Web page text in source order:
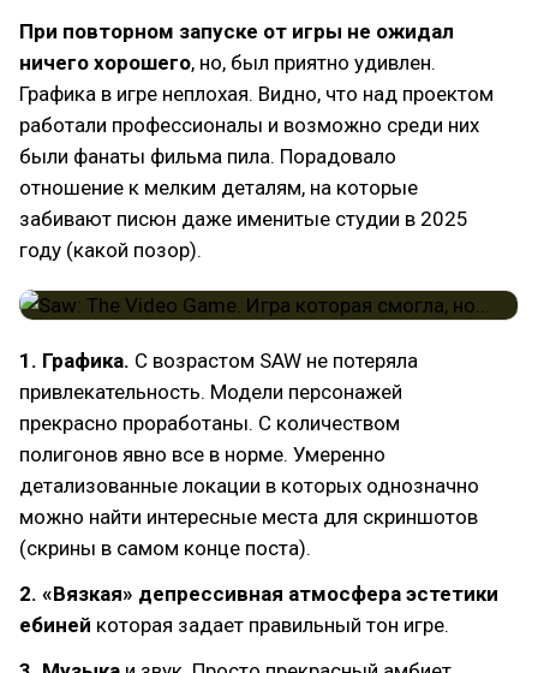
При повторном запуске от игры не ожидал
ничего хорошего, но, был приятно удивлен.
Графика в игре неплохая. Видно, что над проектом
работали профессионалы и возможно среди них
были фанаты фильма пила. Порадовало
отношение к мелким деталям, на которые
забивают писюн даже именитые студии в 2025
году (какой позор).
1. Графика. С возрастом SAW не потеряла
привлекательность. Модели персонажей
прекрасно проработаны. С количеством
полигонов явно все в норме. Умеренно
детализованные локации в которых однозначно
можно найти интересные места для скриншотов
(скрины в самом конце поста).
2. «Вязкая» депрессивная атмосфера эстетики
ебиней которая задает правильный тон игре.